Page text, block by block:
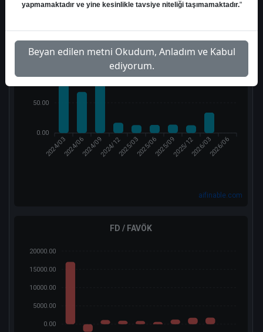
150.00
50.00
0.00
2024/032024/062024/092024/122025/032025/062025/092025/122026/032026/06
aifinable.com
FD / FAVÖK
20000.00
15000.00
10000.00
5000.00
0.00
yapmamaktadır ve yine kesinlikle tavsiye niteliği taşımamaktadır."
Beyan edilen metni Okudum, Anladım ve Kabul
ediyorum.